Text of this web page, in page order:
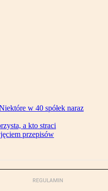
w 40 spółek naraz
a kto straci
przepisów
REGULAMIN